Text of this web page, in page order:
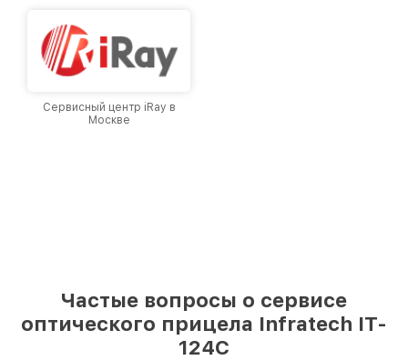
Сервисный центр iRay в
Москве
Частые вопросы о сервисе
оптического прицела Infratech IT-
124C